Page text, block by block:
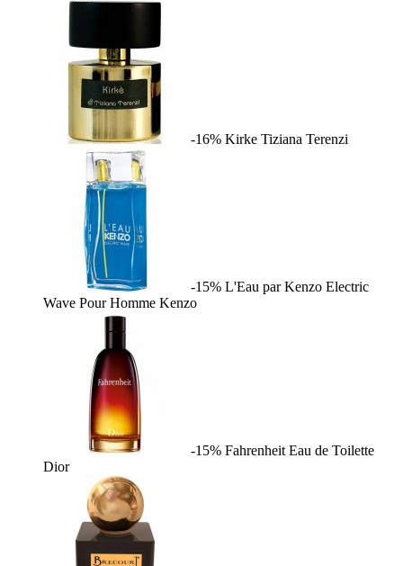
-16% Kirke Tiziana Terenzi
-15% L'Eau par Kenzo Electric
Wave Pour Homme Kenzo
-15% Fahrenheit Eau de Toilette
Dior